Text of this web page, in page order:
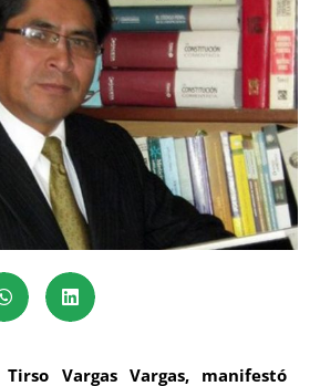
Vargas Vargas, manifestó